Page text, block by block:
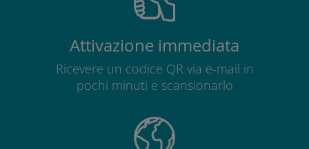
Attivazione immediata
Ricevere un codice QR via e-mail in
pochi minuti e scansionarlo